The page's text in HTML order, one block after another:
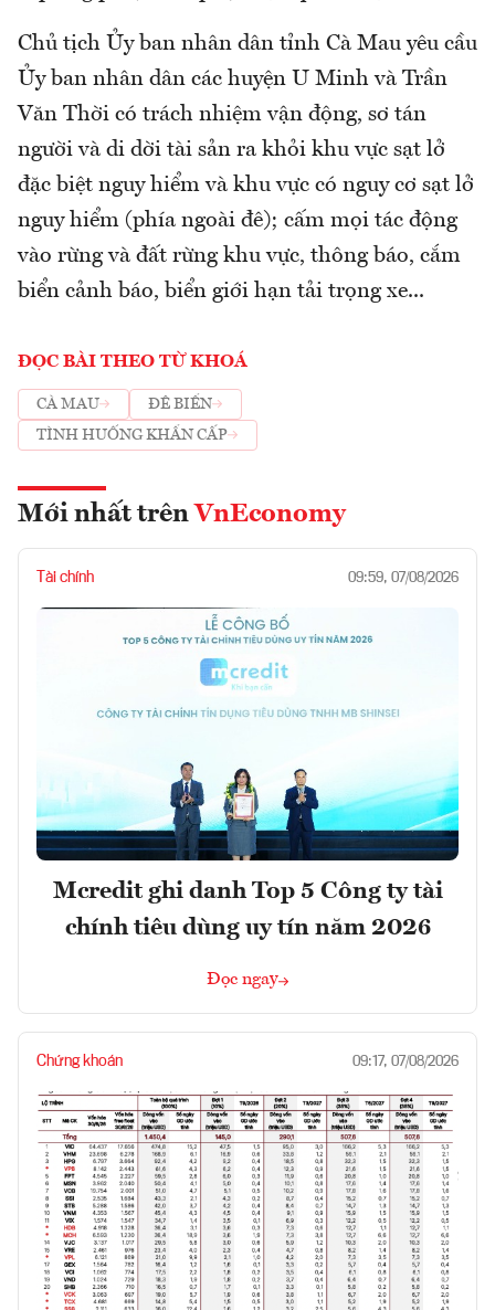
Chủ tịch Ủy ban nhân dân tỉnh Cà Mau yêu cầu
Ủy ban nhân dân các huyện U Minh và Trần
Văn Thời có trách nhiệm vận động, sơ tán
người và di dời tài sản ra khỏi khu vực sạt lở
đặc biệt nguy hiểm và khu vực có nguy cơ sạt lở
nguy hiểm (phía ngoài đê); cấm mọi tác động
vào rừng và đất rừng khu vực, thông báo, cắm
biển cảnh báo, biển giới hạn tải trọng xe...
ĐỌC BÀI THEO TỪ KHOÁ
CÀ MAU
ĐÊ BIỂN
TÌNH HUỐNG KHẨN CẤP
Mới nhất trên VnEconomy
Tài chính 09:59, 07/08/2026
Mcredit ghi danh Top 5 Công ty tài
chính tiêu dùng uy tín năm 2026
Đọc ngay
Chứng khoán 09:17, 07/08/2026